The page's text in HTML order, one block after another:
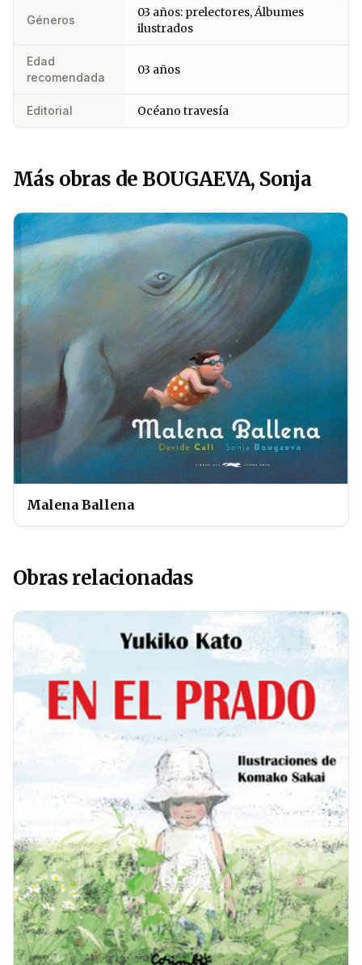
Géneros
03 años: prelectores, Álbumes
ilustrados
Edad
recomendada
03 años
Editorial Océano travesía
Más obras de BOUGAEVA, Sonja
Malena Ballena
Obras relacionadas